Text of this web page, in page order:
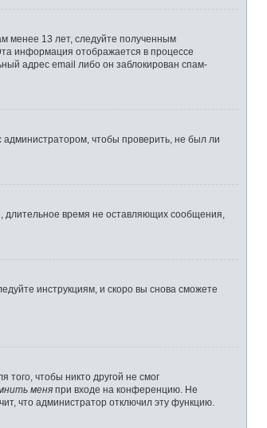
менее 13 лет, следуйте полученным
информация отображается в процессе
адрес email либо он заблокирован спам-
администратором, чтобы проверить, не был ли
длительное время не оставляющих сообщения,
инструкциям, и скоро вы снова сможете
того, чтобы никто другой не смог
меня при входе на конференцию. Не
что администратор отключил эту функцию.